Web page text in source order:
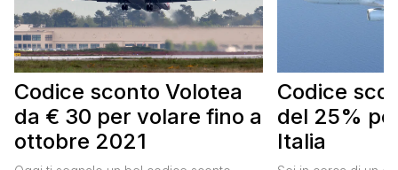
Codice sconto Volotea
da € 30 per volare fino a
ottobre 2021
Codice
del 25%
Italia